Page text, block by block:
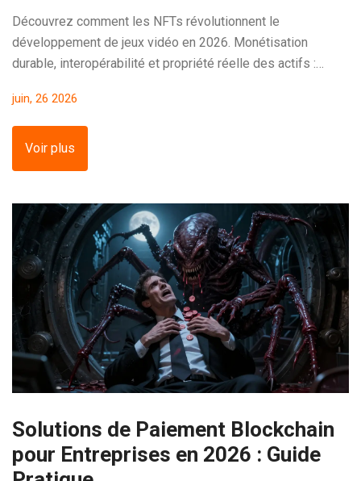
Découvrez comment les NFTs révolutionnent le
développement de jeux vidéo en 2026. Monétisation
durable, interopérabilité et propriété réelle des actifs :
juin, 26 2026
Voir plus
Solutions de Paiement Blockchain
pour Entreprises en 2026 : Guide